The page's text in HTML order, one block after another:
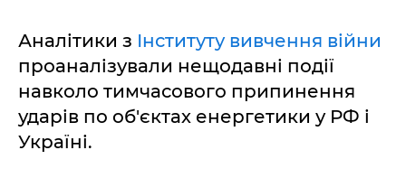
Аналітики з Інституту вивчення війни
проаналізували нещодавні події
навколо тимчасового припинення
ударів по об'єктах енергетики у РФ і
Україні.